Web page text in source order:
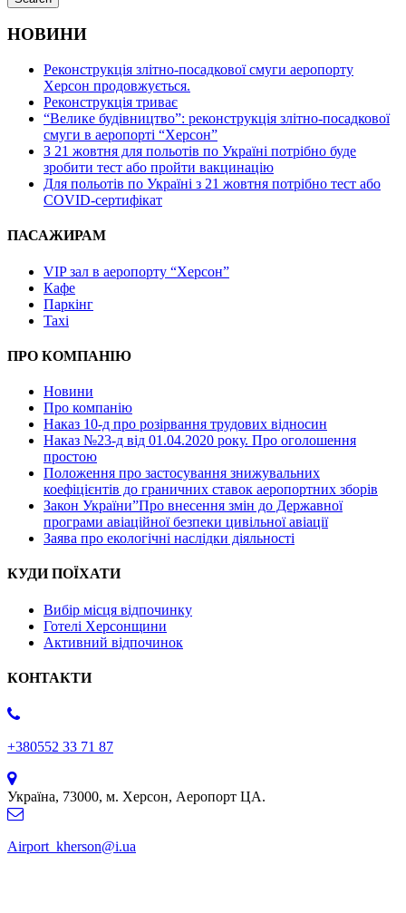
НОВИНИ
Реконструкція злітно-посадкової смуги аеропорту
Херсон продовжується.
Реконструкція триває
“Велике будівництво”: реконструкція злітно-посадкової
смуги в аеропорті “Херсон”
З 21 жовтня для польотів по Україні потрібно буде
зробити тест або пройти вакцинацію
Для польотів по Україні з 21 жовтня потрібно тест або
COVID-сертифікат
ПАСАЖИРАМ
VIP зал в аеропорту “Херсон”
Кафе
Паркінг
Taxi
ПРО КОМПАНІЮ
Новини
Про компанію
Наказ 10-д про розірвання трудових відносин
Наказ №23-д від 01.04.2020 року. Про оголошення
простою
Положення про застосування знижувальних
коефіцієнтів до граничних ставок аеропортних зборів
Закон України”Про внесення змін до Державної
програми авіаційної безпеки цивільної авіації
Заява про екологічні наслідки діяльності
КУДИ ПОЇХАТИ
Вибір місця відпочинку
Готелі Херсонщини
Активний відпочинок
КОНТАКТИ
+380552 33 71 87
Україна, 73000, м. Херсон, Аеропорт ЦА.
Airport_kherson@i.ua